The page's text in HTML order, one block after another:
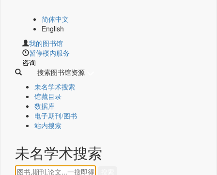
简体中文
English
我的图书馆
暂停楼内服务
咨询
搜索图书馆资源
未名学术搜索
馆藏目录
数据库
电子期刊/图书
站内搜索
未名学术搜索